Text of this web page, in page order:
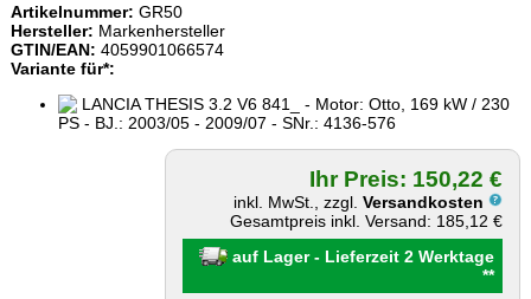
Artikelnummer: GR50
Hersteller: Markenhersteller
GTIN/EAN: 4059901066574
Variante für*:
LANCIA THESIS 3.2 V6 841_ - Motor: Otto, 169 kW / 230
PS - BJ.: 2003/05 - 2009/07 - SNr.: 4136-576
Ihr Preis: 150,22 €
inkl. MwSt., zzgl.Versandkosten
Gesamtpreis inkl. Versand: 185,12 €
auf Lager - Lieferzeit 2 Werktage
**